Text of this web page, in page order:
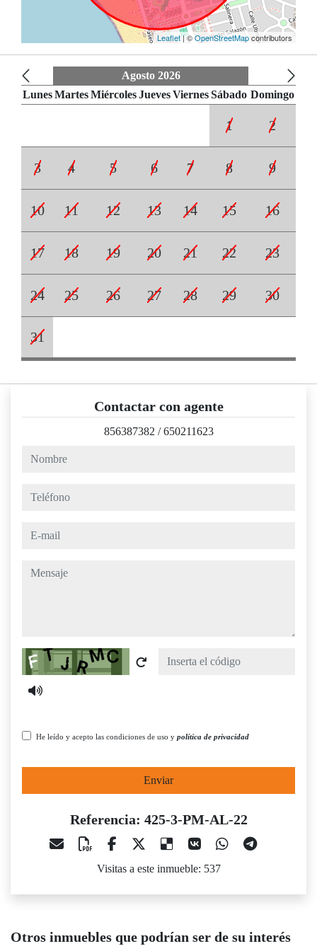
Leaflet| ©OpenStreetMapcontributors
Agosto 2026
Lunes Martes Miércoles Jueves Viernes Sábado Domingo
1 2
3 4 5 6 7 8 9
10 11 12 13 14 15 16
17 18 19 20 21 22 23
24 25 26 27 28 29 30
31
Contactar con agente
856387382 /650211623
nombre
teléfono
e-mail
mensaje
Captcha
He leído y acepto las condiciones de uso y política de privacidad
Enviar
Referencia: 425-3-PM-AL-22
Visitas a este inmueble: 537
Otros inmuebles que podrían ser de su interés